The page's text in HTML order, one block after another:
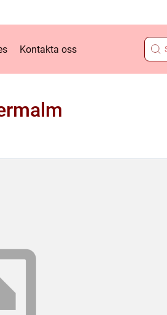
Kontakta oss